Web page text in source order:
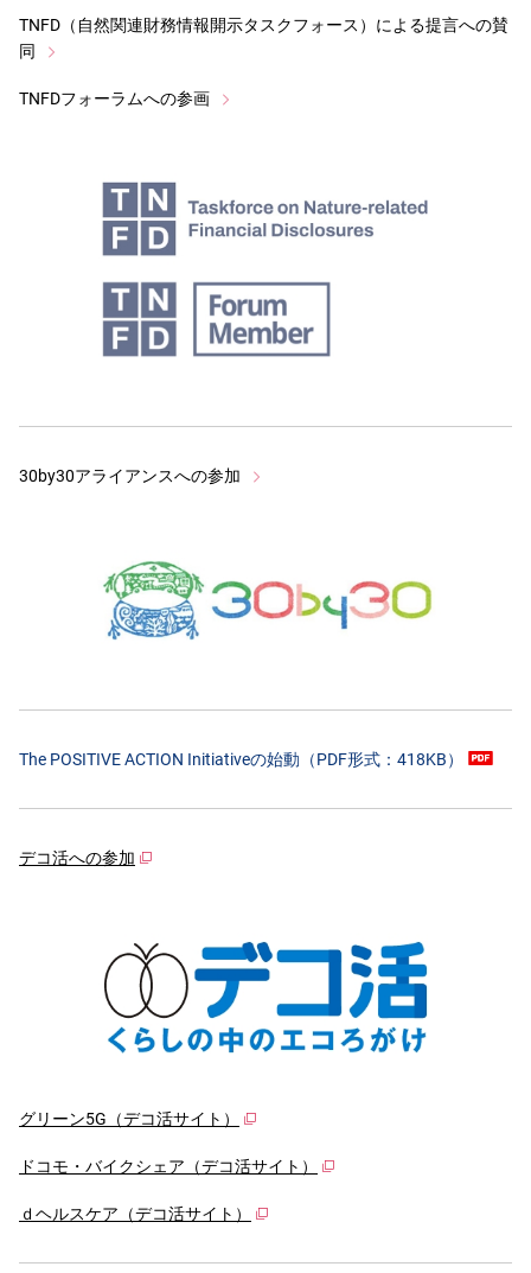
TNFD（自然関連財務情報開示タスクフォース）による提言への賛
同
TNFDフォーラムへの参画
30by30アライアンスへの参加
The POSITIVE ACTION Initiativeの始動（PDF形式：418KB）
デコ活への参加
グリーン5G（デコ活サイト）
ドコモ・バイクシェア（デコ活サイト）
ｄヘルスケア（デコ活サイト）